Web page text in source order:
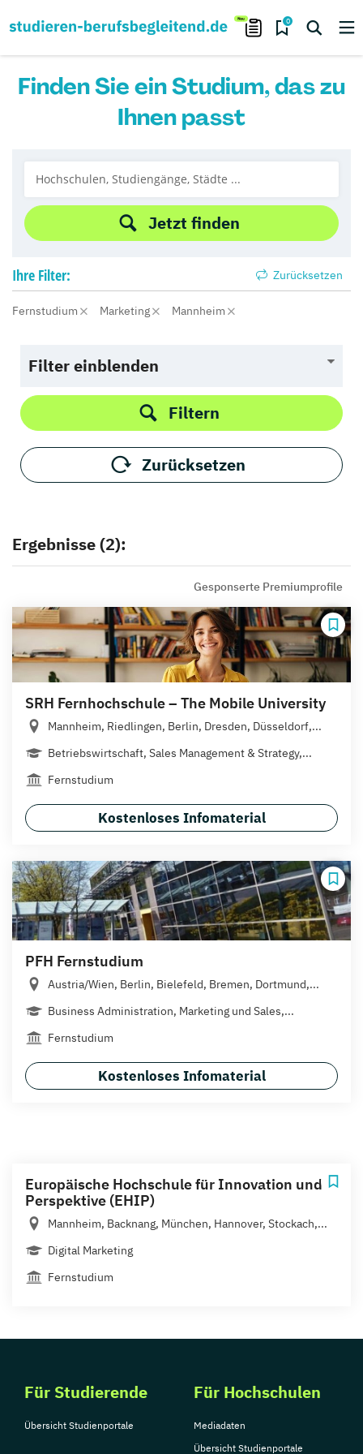
0
Finden Sie ein Studium, das zu
Ihnen passt
Jetzt finden
Ihre Filter: Zurücksetzen
Fernstudium Marketing Mannheim
Filter einblenden
Filtern
Zurücksetzen
Ergebnisse (2):
Gesponserte Premiumprofile
SRH Fernhochschule – The Mobile University
Mannheim, Riedlingen, Berlin, Dresden, Düsseldorf,...
Betriebswirtschaft, Sales Management & Strategy,...
Fernstudium
Kostenloses Infomaterial
PFH Fernstudium
Austria/Wien, Berlin, Bielefeld, Bremen, Dortmund,...
Business Administration, Marketing und Sales,...
Fernstudium
Kostenloses Infomaterial
Europäische Hochschule für Innovation und
Perspektive (EHIP)
Mannheim, Backnang, München, Hannover, Stockach,...
Digital Marketing
Fernstudium
Für Studierende
Übersicht Studienportale
Für Hochschulen
Mediadaten
Übersicht Studienportale